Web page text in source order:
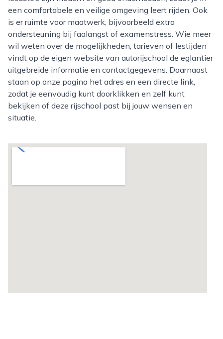
een comfortabele en veilige omgeving leert rijden. Ook
is er ruimte voor maatwerk, bijvoorbeeld extra
ondersteuning bij faalangst of examenstress. Wie meer
wil weten over de mogelijkheden, tarieven of lestijden
vindt op de eigen website van autorijschool de eglantier
uitgebreide informatie en contactgegevens. Daarnaast
staan op onze pagina het adres en een directe link,
zodat je eenvoudig kunt doorklikken en zelf kunt
bekijken of deze rijschool past bij jouw wensen en
situatie.